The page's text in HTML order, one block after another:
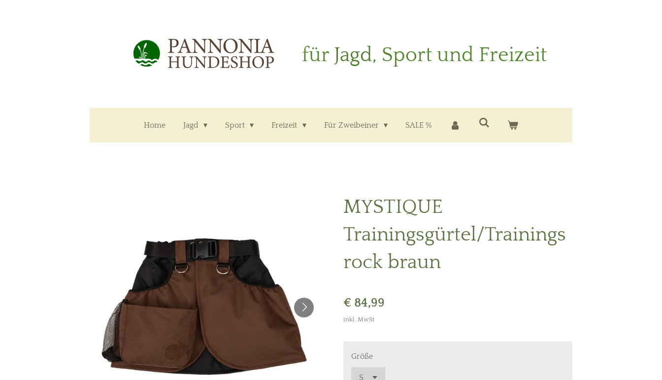
für Jagd, Sport und Freizeit
Home Jagd Sport Freizeit Für Zweibeiner SALE %
MYSTIQUE
Trainingsgürtel/Trainings
rock braun
€ 84,99
inkl. MwSt
Größe